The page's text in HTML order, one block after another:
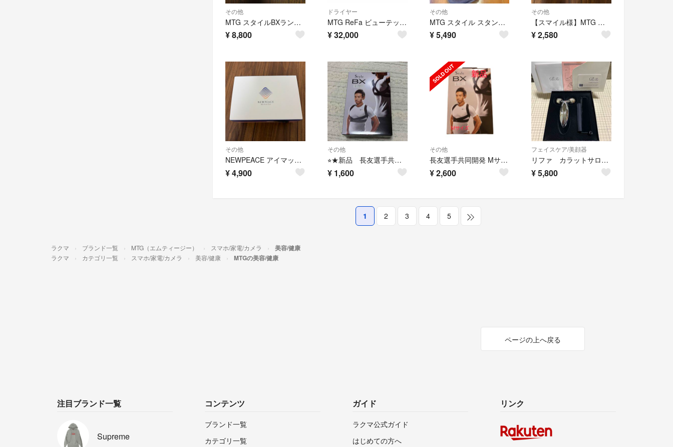
その他
MTG スタイルBXランバー Style BX Lumber
¥8,800
ドライヤー
MTG ReFa ビューテック スマート ドライヤー W
¥32,000
その他
MTG スタイル スタンダード Style Standard F01 生地あり
¥5,490
その他
【スマイル様】MTG スタイル ポータブル ネックフィット Style Portable Ne
¥2,580
その他
NEWPEACE アイマッサージャー WE-AA00A
¥4,900
その他
⭐︎★新品 長友選手共同開発 スタイル ビーエックス ブラック Sサイズ
¥ 1,600
その他
長友選手共同開発 Mサイズ ブラック style BX スタイルビーエックス
¥2,600
フェイスケア/美顔器
リファ カラットサロンモデル
¥5,800
1 2 3 4 5
ラクマ ブランド一覧 MTG（エムティージー） スマホ/家電/カメラ 美容/健康
ラクマ カテゴリ一覧 スマホ/家電/カメラ 美容/健康 MTGの美容/健康
ページの上へ戻る
注目ブランド一覧
Supreme
コンテンツ
ブランド一覧
カテゴリ一覧
ガイド
ラクマ公式ガイド
はじめての方へ
リンク